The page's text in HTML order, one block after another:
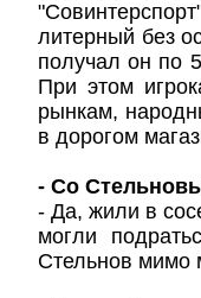
литерный без
получал он по
При этом
рынкам,
в дорогом
- Со
- Да, жили в
могли
Стельнов мимо